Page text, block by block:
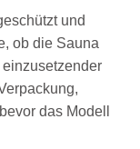
und
ob die Sauna
das Modell